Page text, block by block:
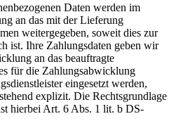
Daten werden im
an das mit der Lieferung
weitergegeben, soweit dies zur
ist. Ihre Zahlungsdaten geben wir
an das beauftragte
für die Zahlungsabwicklung
eingesetzt werden,
explizit. Die Rechtsgrundlage
hierbei Art. 6 Abs. 1 lit. b DS-